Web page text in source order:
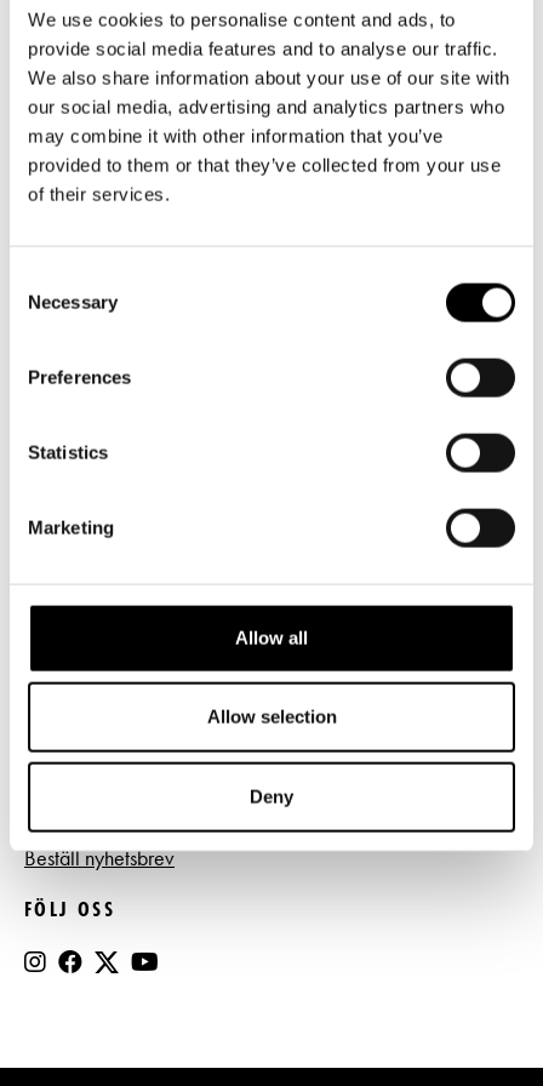
We use cookies to personalise content and ads, to
provide social media features and to analyse our traffic.
We also share information about your use of our site with
our social media, advertising and analytics partners who
may combine it with other information that you’ve
provided to them or that they’ve collected from your use
of their services.
Selection
Necessary
Preferences
Statistics
Marketing
Allow all
Allow selection
Deny
Presentkort
Tillgänglighet
Frågor & svar
Platskarta
Företag
Guidning
Teaterns verksamhet
Ensemble
Historia
Svenska Teatern Live
LOGGA IN
info@svenskateatern.fi
BILJETTER
Köp biljetter
Biljettkassan öppnar 11.8
Norra esplanaden 2
LÄNKAR
Frågor & svar
Press
Register- och dataskyddsbeskrivning
Beställ nyhetsbrev
FÖLJ OSS